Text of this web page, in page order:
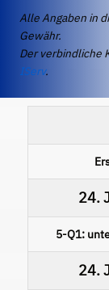
Alle Angaben in
Gewähr.
Der verbindliche
IServ.
24.
5-Q1:
24.